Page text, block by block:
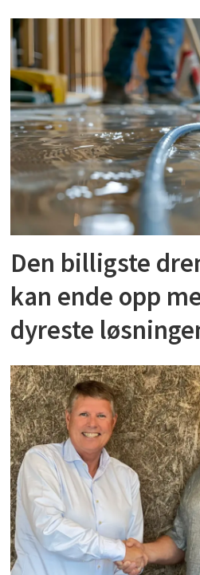
Den billigste
kan ende opp
dyreste